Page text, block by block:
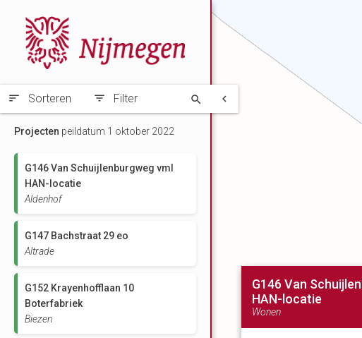
G146 Van
HAN-locatie
Wonen
Sorteren Filter
Projecten peildatum 1 oktober 2022
G146 Van Schuijlenburgweg vml
HAN-locatie
Aldenhof
G147 Bachstraat 29 eo
Altrade
G152 Krayenhofflaan 10
Boterfabriek
Biezen